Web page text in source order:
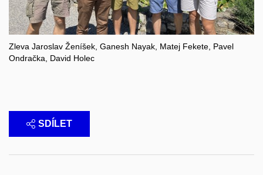
Zleva Jaroslav Ženíšek, Ganesh Nayak, Matej Fekete, Pavel
Ondračka, David Holec
SDÍLET